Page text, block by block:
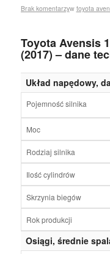
Brak komentarzyw toyota
Toyota Avensis
(2017) – dane
Układ napędowy,
Pojemność silnika
Moc
Rodziaj silnika
Ilość cylindrów
Skrzynia biegów
Rok produkcji
Osiągi, średnie